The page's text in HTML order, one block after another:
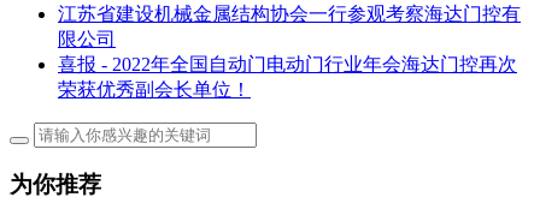
江苏省建设机械金属结构协会一行参观考察海达门控有
限公司
喜报 - 2022年全国自动门电动门行业年会海达门控再次
荣获优秀副会长单位！
为你推荐